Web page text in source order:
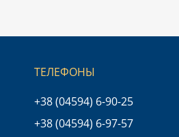
ТЕЛЕФОНЫ
+38 (04594) 6-90-25
+38 (04594) 6-97-57